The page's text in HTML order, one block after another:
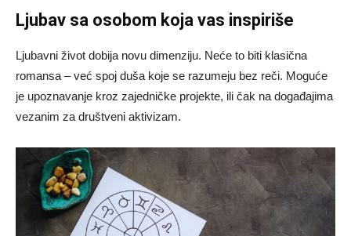
Ljubav sa osobom koja vas inspiriše
Ljubavni život dobija novu dimenziju. Neće to biti klasična
romansa – već spoj duša koje se razumeju bez reči. Moguće
je upoznavanje kroz zajedničke projekte, ili čak na događajima
vezanim za društveni aktivizam.